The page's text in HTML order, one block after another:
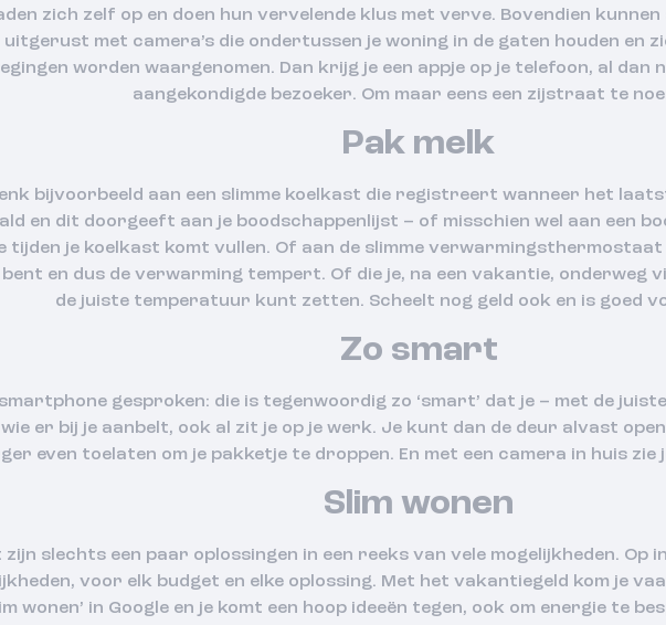
zich zelf op en doen hun vervelende klus met verve. Bovendien
met camera’s die ondertussen je woning in de gaten houden en
worden waargenomen. Dan krijg je een appje op je telefoon, al dan
aangekondigde bezoeker. Om maar eens een zijstraat te
Pak melk
bijvoorbeeld aan een slimme koelkast die registreert wanneer het
en dit doorgeeft aan je boodschappenlijst – of misschien wel aan een
tijden je koelkast komt vullen. Of aan de slimme
en dus de verwarming tempert. Of die je, na een vakantie, onderweg
de juiste temperatuur kunt zetten. Scheelt nog geld ook en is goed
Zo smart
gesproken: die is tegenwoordig zo ‘smart’ dat je – met de
wie er bij je aanbelt, ook al zit je op je werk. Je kunt dan de deur alvast
even toelaten om je pakketje te droppen. En met een camera in huis
Slim wonen
zijn slechts een paar oplossingen in een reeks van vele mogelijkheden. Op
voor elk budget en elke oplossing. Met het vakantiegeld kom je
wonen’ in Google en je komt een hoop ideeën tegen, ook om energie te